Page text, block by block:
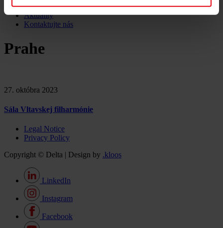
Kariéra
Aktuality
Kontaktujte nás
Prahe
27. októbra 2023
Sála Vltavskej filharmónie
Legal Notice
Privacy Policy
Copyright © Delta | Design by .kloos
LinkedIn
Instagram
Facebook